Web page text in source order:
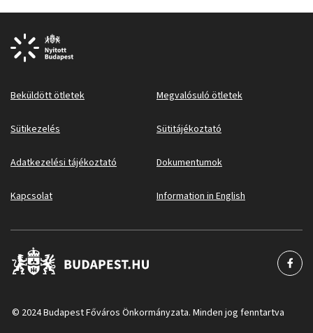
Beküldött ötletek Megvalósuló ötletek
Sütikezelés Sütitájékoztató
Adatkezelési tájékoztató Dokumentumok
Kapcsolat Information in English
© 2024 Budapest Főváros Önkormányzata. Minden jog fenntartva